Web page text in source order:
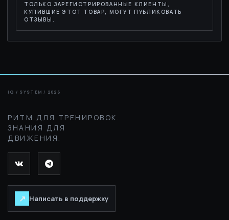
ТОЛЬКО ЗАРЕГИСТРИРОВАННЫЕ КЛИЕНТЫ,
КУПИВШИЕ ЭТОТ ТОВАР, МОГУТ ПУБЛИКОВАТЬ
ОТЗЫВЫ.
РИТМ ДЛЯ ТРЕНИРОВОК.
ЗНАНИЯ ДЛЯ
ДВИЖЕНИЯ.
↗ Написать в поддержку